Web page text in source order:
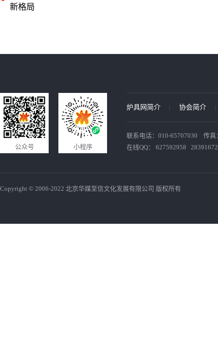
新格局
公众号 小程序
炉具网简介 协会简介
联系电话：010-65707030 传真
在线QQ： 627592958
Copyright © 2006-2022 北京华媒至信文化发展有限公司 版权所有